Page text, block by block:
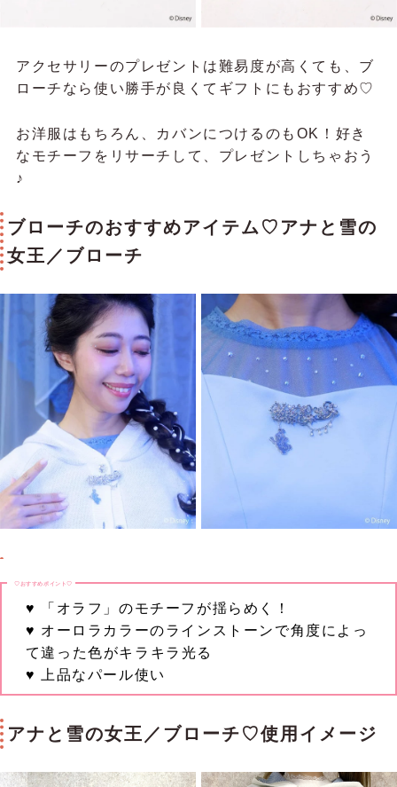
アクセサリーのプレゼントは難易度が高くても、ブ
ローチなら使い勝手が良くてギフトにもおすすめ♡
お洋服はもちろん、カバンにつけるのもOK！好き
なモチーフをリサーチして、プレゼントしちゃおう
♪
ブローチのおすすめアイテム♡アナと雪の
女王／ブローチ
♡おすすめポイント♡
♥ 「オラフ」のモチーフが揺らめく！
♥ オーロラカラーのラインストーンで角度によっ
て違った色がキラキラ光る
♥ 上品なパール使い
アナと雪の女王／ブローチ♡使用イメージ